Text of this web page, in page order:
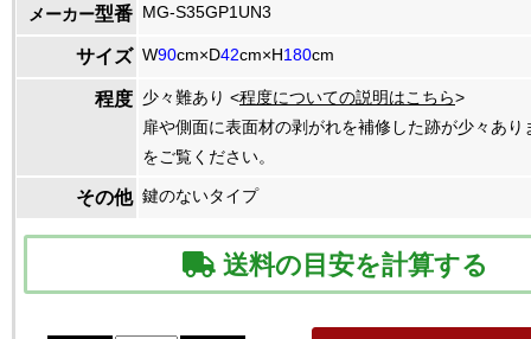
メーカー型番 MG-S35GP1UN3
サイズ W90cm×D42cm×H180cm
程度 少々難あり <程度についての説明はこちら>
扉や側面に表面材の剥がれを補修した跡が少々あり
をご覧ください。
その他 鍵のないタイプ
送料の目安を計算する